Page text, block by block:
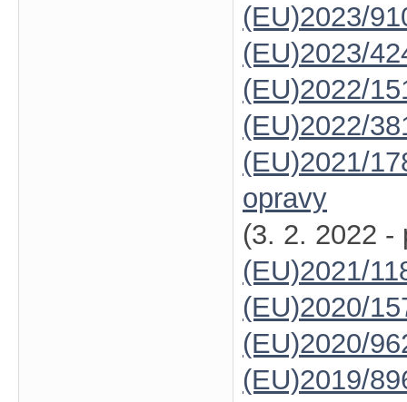
(EU)2023/
(EU)2023/
(EU)2022/
(EU)2022/
(EU)2021/
opravy
(3. 2. 2022 -
(EU)2021/
(EU)2020/
(EU)2020/
(EU)2019/